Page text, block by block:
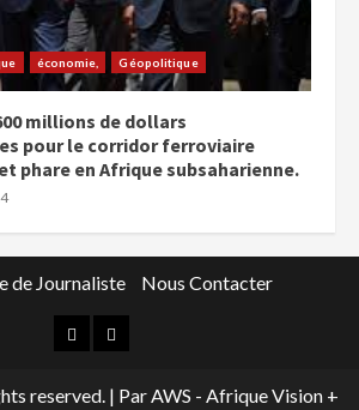
économie, Géopolitique
millions de dollars
pour le corridor ferroviaire
phare en Afrique subsaharienne.
de Journaliste Nous Contacter
reserved. | Par AWS - Afrique Vision +